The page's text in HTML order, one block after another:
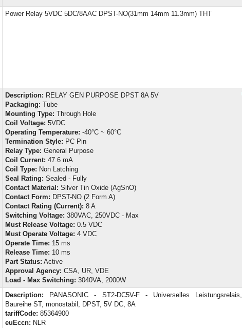
Power Relay 5VDC 5DC/8AAC DPST-NO(31mm 14mm 11.3mm) THT
Description: RELAY GEN PURPOSE DPST 8A 5V
Packaging: Tube
Mounting Type: Through Hole
Coil Voltage: 5VDC
Operating Temperature: -40°C ~ 60°C
Termination Style: PC Pin
Relay Type: General Purpose
Coil Current: 47.6 mA
Coil Type: Non Latching
Seal Rating: Sealed - Fully
Contact Material: Silver Tin Oxide (AgSnO)
Contact Form: DPST-NO (2 Form A)
Contact Rating (Current): 8 A
Switching Voltage: 380VAC, 250VDC - Max
Must Release Voltage: 0.5 VDC
Must Operate Voltage: 4 VDC
Operate Time: 15 ms
Release Time: 10 ms
Part Status: Active
Approval Agency: CSA, UR, VDE
Load - Max Switching: 3040VA, 2000W
Description: PANASONIC - ST2-DC5V-F - Universelles Leistungsrelais,
Baureihe ST, monostabil, DPST, 5V DC, 8A
tariffCode: 85364900
euEccn: NLR